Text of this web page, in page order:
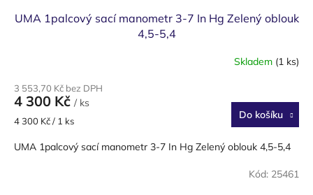
UMA 1palcový sací manometr 3-7 In Hg Zelený oblouk
4,5-5,4
Skladem (1 ks)
3 553,70 Kč bez DPH
4 300 Kč / ks
Měrná
4 300 Kč / 1 ks Do košíku
UMA 1palcový sací manometr 3-7 In Hg Zelený oblouk 4,5-5,4
Kód: 25461